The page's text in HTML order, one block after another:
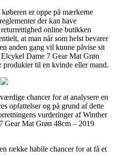
er oppe på mærkerne
der kan have
online butikken
at man når som helst bevarer
anden gang vil kunne påvise sit
Dame 7 Gear Mat Grøn
produkter til en kvinde eller mand.
chancer for at analysere en
opfattelser og på grund af dette
vurderinger af Winther
Gear Mat Grøn 48cm – 2019
række habile chancer for at få et